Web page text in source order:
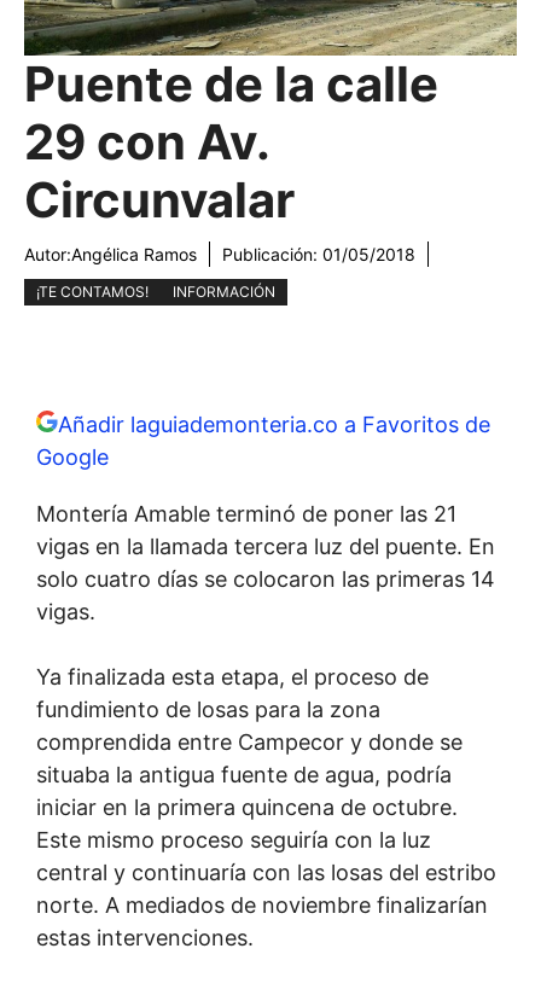
Puente de la calle
29 con Av.
Circunvalar
Autor:Angélica Ramos Publicación: 01/05/2018
¡TE CONTAMOS! INFORMACIÓN
Añadir laguiademonteria.co a Favoritos de
Google
Montería Amable terminó de poner las 21
vigas en la llamada tercera luz del puente. En
solo cuatro días se colocaron las primeras 14
vigas.
Ya finalizada esta etapa, el proceso de
fundimiento de losas para la zona
comprendida entre Campecor y donde se
situaba la antigua fuente de agua, podría
iniciar en la primera quincena de octubre.
Este mismo proceso seguiría con la luz
central y continuaría con las losas del estribo
norte. A mediados de noviembre finalizarían
estas intervenciones.